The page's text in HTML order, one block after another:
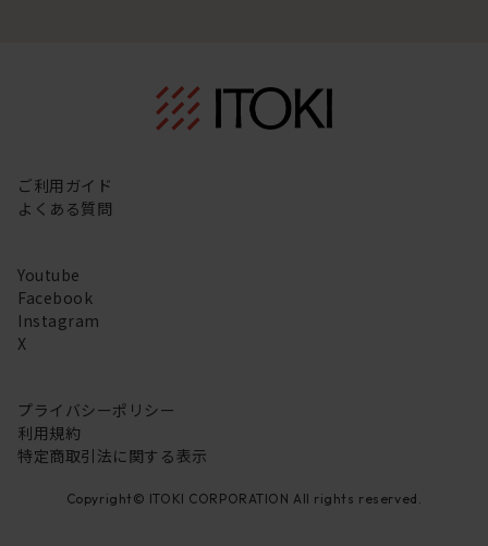
ご利用ガイド
よくある質問
Youtube
Facebook
Instagram
X
プライバシーポリシー
利用規約
特定商取引法に関する表示
Copyright© ITOKI CORPORATION All rights reserved.